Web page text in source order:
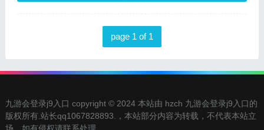
page 1 of 1
九游会登录j9入口 copyright © 2024 本站由 hzch 九游会登录j9入口的
版权所有.站长qq1067828893.，本站部分内容为转载，不代表本站立